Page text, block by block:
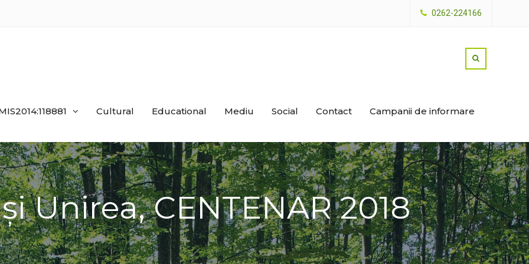
0262-224166
Cultural Educational Mediu Social Contact Campanii de informare
Unirea, CENTENAR 2018